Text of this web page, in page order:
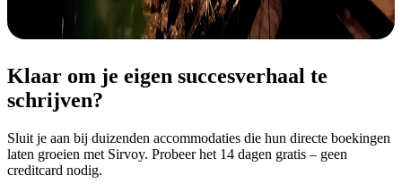
Klaar om je eigen succesverhaal te
schrijven?
Sluit je aan bij duizenden accommodaties die hun directe boekingen
laten groeien met Sirvoy. Probeer het 14 dagen gratis – geen
creditcard nodig.